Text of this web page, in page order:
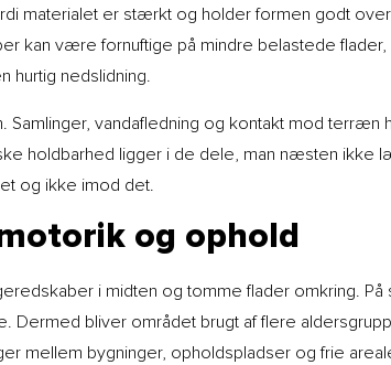
materialet er stærkt og holder formen godt
kan være fornuftige på mindre belastede
hurtig nedslidning.
vandafledning og kontakt mod terræn
holdbarhed ligger i de dele, man næsten
og ikke imod det.
og ophold
i midten og tomme flader omkring.
bliver området brugt af flere
mellem bygninger, opholdspladser og frie